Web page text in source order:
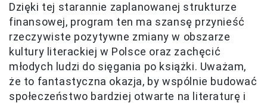
Dzięki tej starannie zaplanowanej strukturze
finansowej, program ten ma szansę przynieść
rzeczywiste pozytywne zmiany w obszarze
kultury literackiej w Polsce oraz zachęcić
młodych ludzi do sięgania po książki. Uważam,
że to fantastyczna okazja, by wspólnie budować
społeczeństwo bardziej otwarte na literaturę i